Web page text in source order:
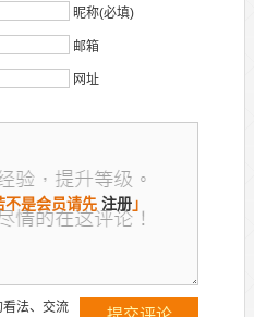
昵称(必填)
邮箱
网址
法、交流
不是会员请先 注册」